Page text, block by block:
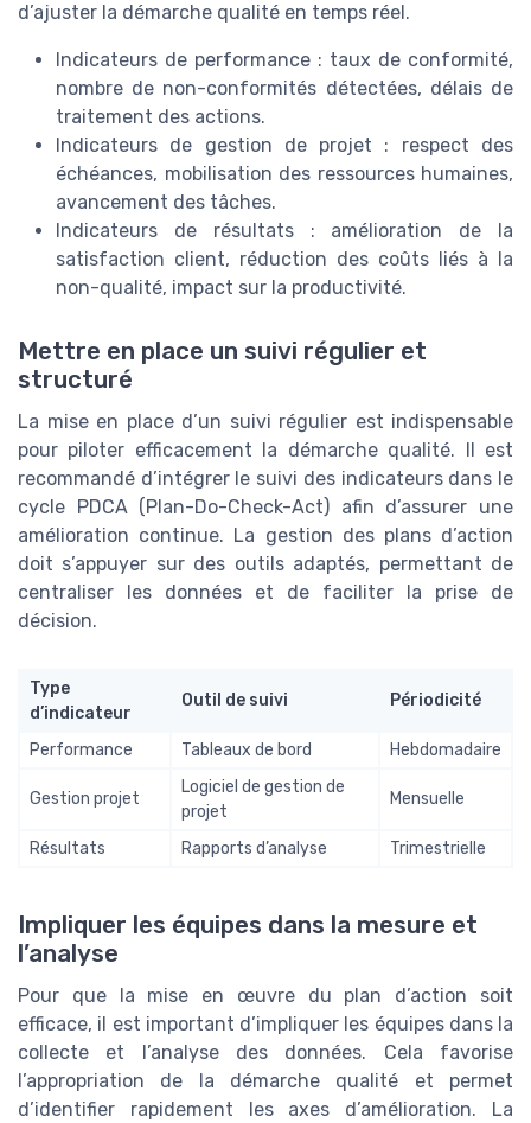
d’ajuster la démarche qualité en temps réel.
Indicateurs de performance : taux de conformité,
nombre de non-conformités détectées, délais de
traitement des actions.
Indicateurs de gestion de projet : respect des
échéances, mobilisation des ressources humaines,
avancement des tâches.
Indicateurs de résultats : amélioration de la
satisfaction client, réduction des coûts liés à la
non-qualité, impact sur la productivité.
Mettre en place un suivi régulier et
structuré
La mise en place d’un suivi régulier est indispensable
pour piloter efficacement la démarche qualité. Il est
recommandé d’intégrer le suivi des indicateurs dans le
cycle PDCA (Plan-Do-Check-Act) afin d’assurer une
amélioration continue. La gestion des plans d’action
doit s’appuyer sur des outils adaptés, permettant de
centraliser les données et de faciliter la prise de
décision.
Type
d’indicateur
Outil de suivi Périodicité
Performance Tableaux de bord Hebdomadaire
Gestion projet
Logiciel de gestion de
projet
Mensuelle
Résultats Rapports d’analyse Trimestrielle
Impliquer les équipes dans la mesure et
l’analyse
Pour que la mise en œuvre du plan d’action soit
efficace, il est important d’impliquer les équipes dans la
collecte et l’analyse des données. Cela favorise
l’appropriation de la démarche qualité et permet
d’identifier rapidement les axes d’amélioration. La